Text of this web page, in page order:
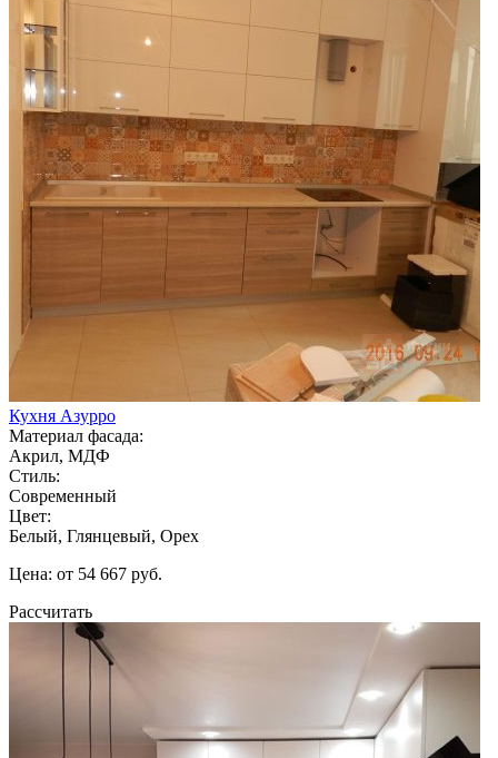
Кухня Азурро
Материал фасада:
Акрил, МДФ
Стиль:
Современный
Цвет:
Белый, Глянцевый, Орех
Цена: от 54 667 руб.
Рассчитать